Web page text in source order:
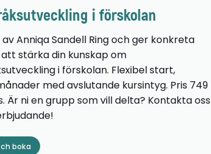
i förskolan
av Anniqa Sandell Ring och ger konkreta
stärka din kunskap om
i förskolan. Flexibel start,
med avslutande kursintyg. Pris 749
Är ni en grupp som vill delta? Kontakta oss
boka